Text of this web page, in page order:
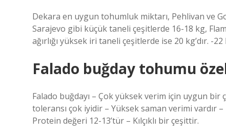
Dekara en uygun tohumluk miktarı, Pehlivan ve
Sarajevo gibi küçük taneli çeşitlerde 16-18 kg,
ağırlığı yüksek iri taneli çeşitlerde ise 20 kg’dır. -
Falado buğday tohumu
Falado buğdayı – Çok yüksek verim için uygun
toleransı çok iyidir – Yüksek saman verimi vardır –
Protein değeri 12-13’tür – Kılçıklı bir çeşittir.